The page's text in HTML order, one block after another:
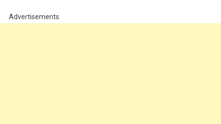
Advertisements